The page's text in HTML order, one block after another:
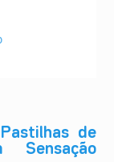
de